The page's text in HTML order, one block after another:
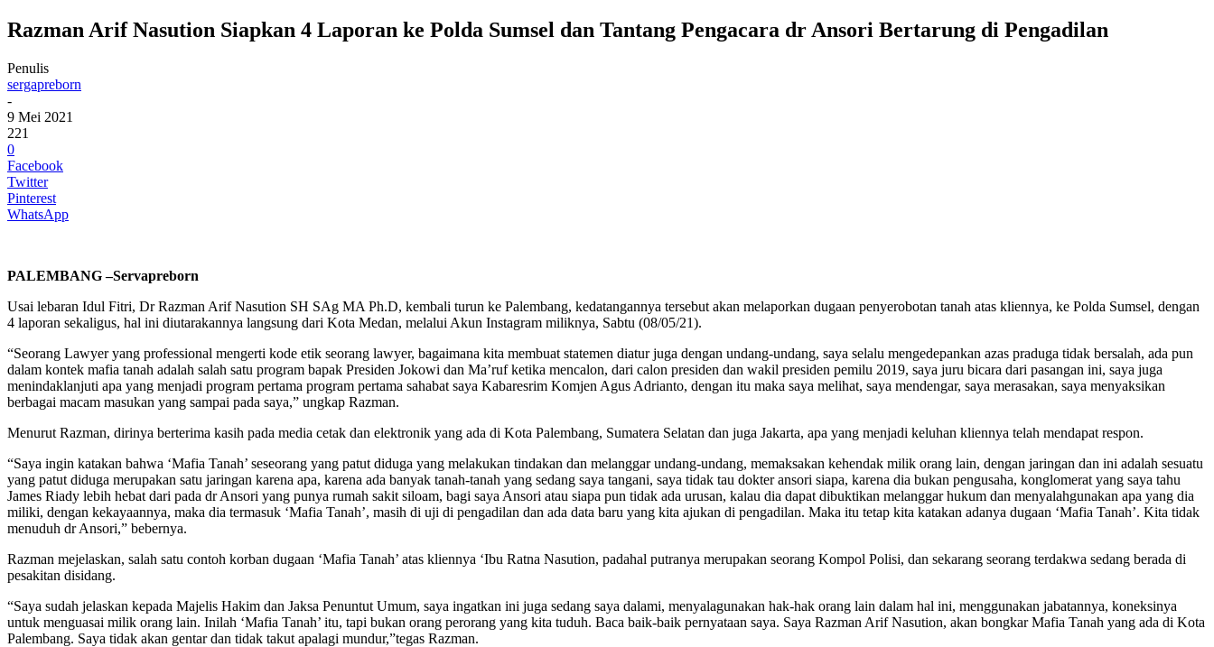
Razman Arif Nasution Siapkan 4 Laporan ke Polda Sumsel dan Tantang Pengacara dr Ansori Bertarung di Pengadilan
Penulis
sergapreborn
-
9 Mei 2021
221
0
Facebook
Twitter
Pinterest
WhatsApp
PALEMBANG –Servapreborn
Usai lebaran Idul Fitri, Dr Razman Arif Nasution SH SAg MA Ph.D, kembali turun ke Palembang, kedatangannya tersebut akan melaporkan dugaan penyerobotan tanah atas kliennya, ke Polda Sumsel, dengan
4 laporan sekaligus, hal ini diutarakannya langsung dari Kota Medan, melalui Akun Instagram miliknya, Sabtu (08/05/21).
“Seorang Lawyer yang professional mengerti kode etik seorang lawyer, bagaimana kita membuat statemen diatur juga dengan undang-undang, saya selalu mengedepankan azas praduga tidak bersalah, ada pun
dalam kontek mafia tanah adalah salah satu program bapak Presiden Jokowi dan Ma’ruf ketika mencalon, dari calon presiden dan wakil presiden pemilu 2019, saya juru bicara dari pasangan ini, saya juga
menindaklanjuti apa yang menjadi program pertama program pertama sahabat saya Kabaresrim Komjen Agus Adrianto, dengan itu maka saya melihat, saya mendengar, saya merasakan, saya menyaksikan
berbagai macam masukan yang sampai pada saya,” ungkap Razman.
Menurut Razman, dirinya berterima kasih pada media cetak dan elektronik yang ada di Kota Palembang, Sumatera Selatan dan juga Jakarta, apa yang menjadi keluhan kliennya telah mendapat respon.
“Saya ingin katakan bahwa ‘Mafia Tanah’ seseorang yang patut diduga yang melakukan tindakan dan melanggar undang-undang, memaksakan kehendak milik orang lain, dengan jaringan dan ini adalah sesuatu
yang patut diduga merupakan satu jaringan karena apa, karena ada banyak tanah-tanah yang sedang saya tangani, saya tidak tau dokter ansori siapa, karena dia bukan pengusaha, konglomerat yang saya tahu
James Riady lebih hebat dari pada dr Ansori yang punya rumah sakit siloam, bagi saya Ansori atau siapa pun tidak ada urusan, kalau dia dapat dibuktikan melanggar hukum dan menyalahgunakan apa yang dia
miliki, dengan kekayaannya, maka dia termasuk ‘Mafia Tanah’, masih di uji di pengadilan dan ada data baru yang kita ajukan di pengadilan. Maka itu tetap kita katakan adanya dugaan ‘Mafia Tanah’. Kita tidak
menuduh dr Ansori,” bebernya.
Razman mejelaskan, salah satu contoh korban dugaan ‘Mafia Tanah’ atas kliennya ‘Ibu Ratna Nasution, padahal putranya merupakan seorang Kompol Polisi, dan sekarang seorang terdakwa sedang berada di
pesakitan disidang.
“Saya sudah jelaskan kepada Majelis Hakim dan Jaksa Penuntut Umum, saya ingatkan ini juga sedang saya dalami, menyalagunakan hak-hak orang lain dalam hal ini, menggunakan jabatannya, koneksinya
untuk menguasai milik orang lain. Inilah ‘Mafia Tanah’ itu, tapi bukan orang perorang yang kita tuduh. Baca baik-baik pernyataan saya. Saya Razman Arif Nasution, akan bongkar Mafia Tanah yang ada di Kota
Palembang. Saya tidak akan gentar dan tidak takut apalagi mundur,”tegas Razman.